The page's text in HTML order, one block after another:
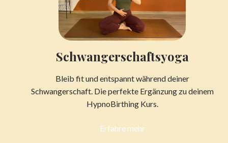
Schwangerschaftsyoga
Bleib fit und entspannt während deiner
Schwangerschaft. Die perfekte Ergänzung zu deinem
HypnoBirthing Kurs.
Erfahre mehr